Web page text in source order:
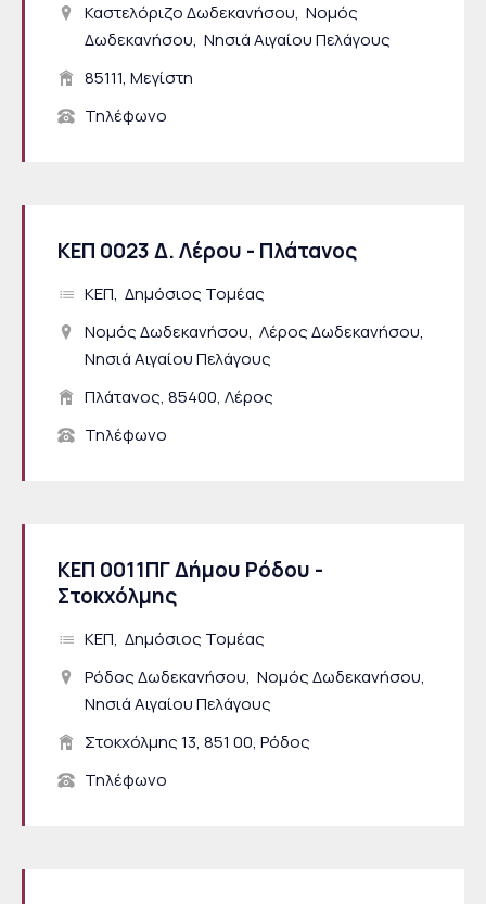
Καστελόριζο Δωδεκανήσου Νομός
Δωδεκανήσου Νησιά Αιγαίου Πελάγους
85111, Μεγίστη
Τηλέφωνο
ΚΕΠ 0023 Δ. Λέρου - Πλάτανος
ΚΕΠ Δημόσιος Τομέας
Νομός Δωδεκανήσου Λέρος Δωδεκανήσου
Νησιά Αιγαίου Πελάγους
Πλάτανος, 85400, Λέρος
Τηλέφωνο
ΚΕΠ 0011ΠΓ Δήμου Ρόδου -
Στοκχόλμης
ΚΕΠ Δημόσιος Τομέας
Ρόδος Δωδεκανήσου Νομός Δωδεκανήσου
Νησιά Αιγαίου Πελάγους
Στοκχόλμης 13, 851 00, Ρόδος
Τηλέφωνο